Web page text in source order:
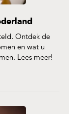
Ontdek de
en wat u
Lees meer!